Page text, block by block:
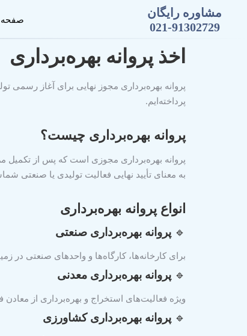
مشاوره رایگان
021-91302729
صفحه
اخذ پروانه بهره‌برداری
پروانه بهره‌برداری مجوز نهایی برای آغاز رسمی
پرداخته‌ایم.
پروانه بهره‌برداری چیست؟
پروانه بهره‌برداری مجوزی است که پس از
به معنای تأیید نهایی فعالیت تولیدی یا صنعتی
انواع پروانه بهره‌برداری
🔹 پروانه بهره‌برداری صنعتی
برای کارخانه‌ها، کارگاه‌ها و واحدهای صنعتی در
🔹 پروانه بهره‌برداری معدنی
ویژه فعالیت‌های استخراج و بهره‌برداری از
🔹 پروانه بهره‌برداری کشاورزی